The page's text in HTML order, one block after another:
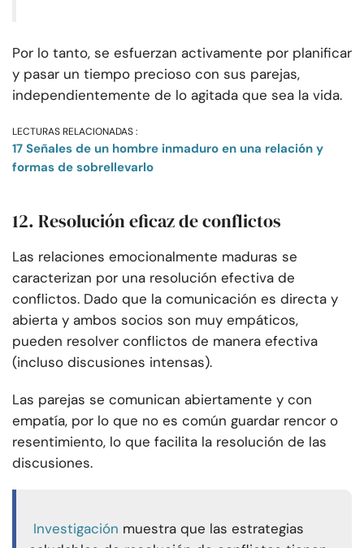
Por lo tanto, se esfuerzan activamente por planificar
y pasar un tiempo precioso con sus parejas,
independientemente de lo agitada que sea la vida.
LECTURAS RELACIONADAS :
17 Señales de un hombre inmaduro en una relación y
formas de sobrellevarlo
12. Resolución eficaz de conflictos
Las relaciones emocionalmente maduras se
caracterizan por una resolución efectiva de
conflictos. Dado que la comunicación es directa y
abierta y ambos socios son muy empáticos,
pueden resolver conflictos de manera efectiva
(incluso discusiones intensas).
Las parejas se comunican abiertamente y con
empatía, por lo que no es común guardar rencor o
resentimiento, lo que facilita la resolución de las
discusiones.
Investigación muestra que las estrategias